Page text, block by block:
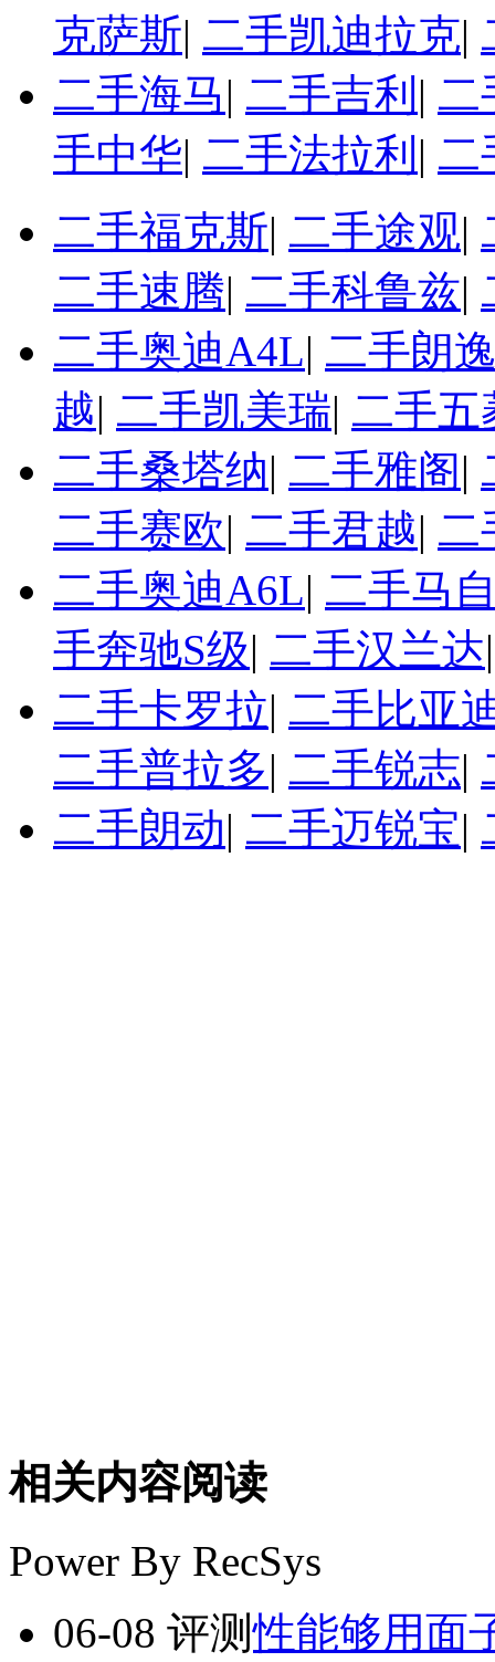
克萨斯| 二手凯迪拉克|
二手海马| 二手吉利 | 二
手中华| 二手法拉利 | 二
二手福克斯| 二手途观|
二手速腾| 二手科鲁兹|
二手奥迪A4L| 二手朗
越| 二手凯美瑞| 二手五
二手桑塔纳| 二手雅阁|
二手赛欧| 二手君越| 二
二手奥迪A6L| 二手马
手奔驰S级| 二手汉兰达
二手卡罗拉| 二手比亚
二手普拉多| 二手锐志|
二手朗动| 二手迈锐宝|
相关内容阅读
Power By RecSys
06-08 评测性能够用面